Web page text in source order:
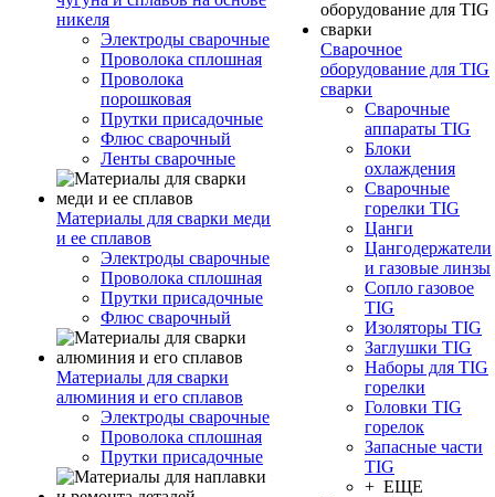
никеля
Электроды сварочные
Проволока сплошная
Проволока
порошковая
Прутки присадочные
Флюс сварочный
Ленты сварочные
Материалы для сварки меди
и ее сплавов
Электроды сварочные
Проволока сплошная
Прутки присадочные
Флюс сварочный
Материалы для сварки
алюминия и его сплавов
Электроды сварочные
Проволока сплошная
Прутки присадочные
Сварочное
оборудование для TIG
сварки
Сварочные
аппараты TIG
Блоки
охлаждения
Сварочные
горелки TIG
Цанги
Цангодержатели
и газовые линзы
Сопло газовое
TIG
Изоляторы TIG
Заглушки TIG
Наборы для TIG
горелки
Головки TIG
горелок
Запасные части
TIG
+ ЕЩЕ